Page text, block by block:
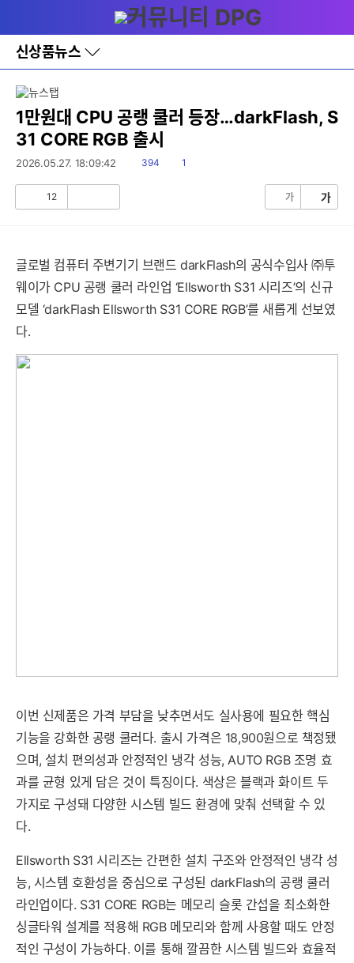
와
홈
신상품뉴스
바
로
레
이
어
토
1만원대 CPU 공랭 쿨러 등장…darkFlash, S
31 CORE RGB 출시
2026.05.27. 18:09:42
읽
394
댓1
12 가 가
글로벌 컴퓨터 주변기기 브랜드 darkFlash의 공식수입사 ㈜투
웨이가 CPU 공랭 쿨러 라인업 ‘Ellsworth S31 시리즈’의 신규
모델 ‘darkFlash Ellsworth S31 CORE RGB’를 새롭게 선보였
다.
이번 신제품은 가격 부담을 낮추면서도 실사용에 필요한 핵심
기능을 강화한 공랭 쿨러다. 출시 가격은 18,900원으로 책정됐
으며, 설치 편의성과 안정적인 냉각 성능, AUTO RGB 조명 효
과를 균형 있게 담은 것이 특징이다. 색상은 블랙과 화이트 두
가지로 구성돼 다양한 시스템 빌드 환경에 맞춰 선택할 수 있
다.
Ellsworth S31 시리즈는 간편한 설치 구조와 안정적인 냉각 성
능, 시스템 호환성을 중심으로 구성된 darkFlash의 공랭 쿨러
라인업이다. S31 CORE RGB는 메모리 슬롯 간섭을 최소화한
싱글타워 설계를 적용해 RGB 메모리와 함께 사용할 때도 안정
적인 구성이 가능하다. 이를 통해 깔끔한 시스템 빌드와 효율적